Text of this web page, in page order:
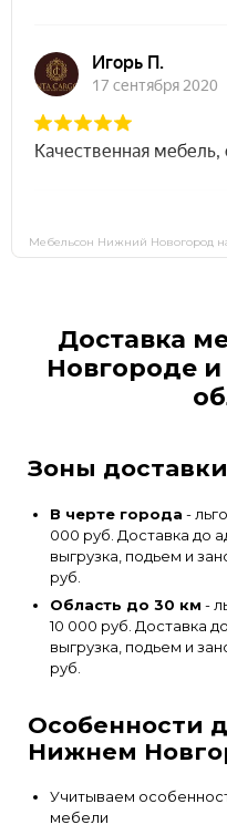
Доставка
Новгороде
Зоны
В черте города -
000 руб. Доставка до
выгрузка, подьем и
руб.
Область до 30 км -
10 000 руб. Доставка
выгрузка, подьем и
руб.
Особенности
Нижнем
Учитываем
мебели